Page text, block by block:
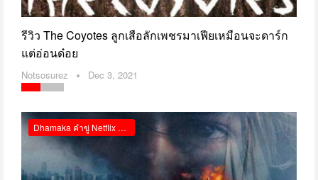
รีวิว The Coyotes ลูกเสือลักเพชรมาเฟียเหมือนจะดาร์ก
แต่อ่อนด๋อย
Notsosurez Dec 3, 2021
Dhamaka คำขู่ Netflix รีวิว